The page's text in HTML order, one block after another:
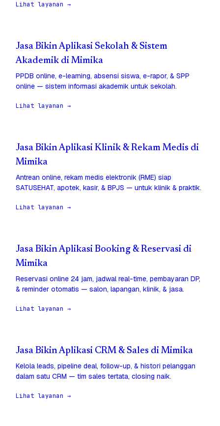
Lihat layanan →
Jasa Bikin Aplikasi Sekolah & Sistem
Akademik di Mimika
PPDB online, e-learning, absensi siswa, e-rapor, & SPP
online — sistem informasi akademik untuk sekolah.
Lihat layanan →
Jasa Bikin Aplikasi Klinik & Rekam Medis di
Mimika
Antrean online, rekam medis elektronik (RME) siap
SATUSEHAT, apotek, kasir, & BPJS — untuk klinik & praktik.
Lihat layanan →
Jasa Bikin Aplikasi Booking & Reservasi di
Mimika
Reservasi online 24 jam, jadwal real-time, pembayaran DP,
& reminder otomatis — salon, lapangan, klinik, & jasa.
Lihat layanan →
Jasa Bikin Aplikasi CRM & Sales di Mimika
Kelola leads, pipeline deal, follow-up, & histori pelanggan
dalam satu CRM — tim sales tertata, closing naik.
Lihat layanan →